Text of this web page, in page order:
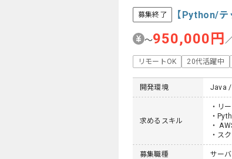
募集終了 【Python/
〜950,000円
リモートOK 20代活躍中
開発環境 Java
求めるスキル
・リ
・
・
・ス
募集職種 サー